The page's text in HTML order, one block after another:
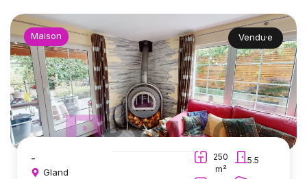
Maison Vendu·e
-
Gland
250
m²
5.5